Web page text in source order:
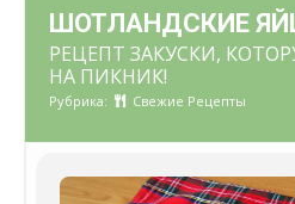
ШОТЛАНДСКИЕ
РЕЦЕПТ ЗАКУСКИ,
НА ПИКНИК!
Рубрика: Свежие Рецепты